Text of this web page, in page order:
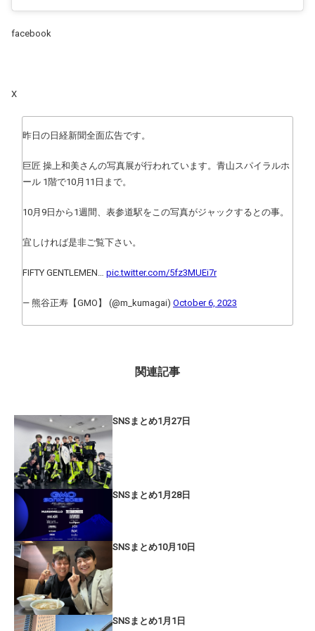
facebook
X
昨日の日経新聞全面広告です。
巨匠 操上和美さんの写真展が行われています。青山スパイラルホ
ール 1階で10月11日まで。
10月9日から1週間、表参道駅をこの写真がジャックするとの事。
宜しければ是非ご覧下さい。
FIFTY GENTLEMEN… pic.twitter.com/5fz3MUEi7r
— 熊谷正寿【GMO】 (@m_kumagai) October 6, 2023
関連記事
SNSまとめ1月27日
SNSまとめ1月28日
SNSまとめ10月10日
SNSまとめ1月1日